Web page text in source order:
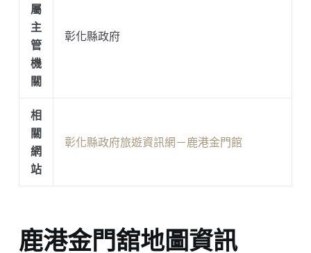
屬
主
管
機
關
彰化縣政府
相
關
網
站
彰化縣政府旅遊資訊網－鹿港金門館
鹿港金門舘地圖資訊